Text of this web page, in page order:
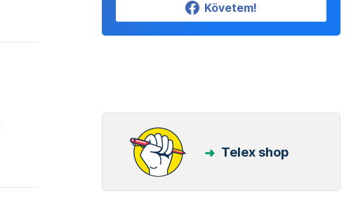
Követem!
Telex shop